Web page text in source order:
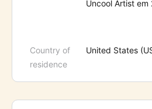
Uncool Artist em
Country of
residence
United States